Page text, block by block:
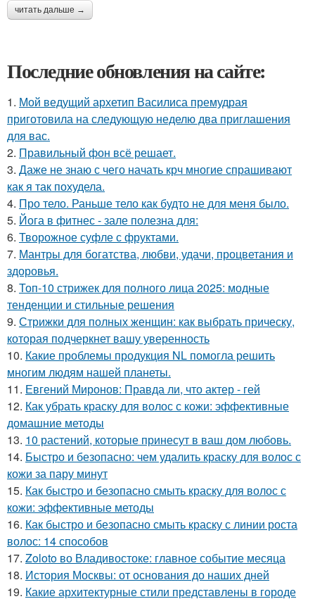
читать дальше →
Последние обновления на сайте:
1. Мой ведущий архетип Василиса премудрая
приготовила на следующую неделю два приглашения
для вас.
2. Правильный фон всё решает.
3. Даже не знаю с чего начать крч многие спрашивают
как я так похудела.
4. Про тело. Раньше тело как будто не для меня было.
5. Йога в фитнес - зале полезна для:
6. Творожное суфле с фруктами.
7. Мантры для богатства, любви, удачи, процветания и
здоровья.
8. Топ-10 стрижек для полного лица 2025: модные
тенденции и стильные решения
9. Стрижки для полных женщин: как выбрать прическу,
которая подчеркнет вашу уверенность
10. Какие проблемы продукция NL помогла решить
многим людям нашей планеты.
11. Евгений Миронов: Правда ли, что актер - гей
12. Как убрать краску для волос с кожи: эффективные
домашние методы
13. 10 растений, которые принесут в ваш дом любовь.
14. Быстро и безопасно: чем удалить краску для волос с
кожи за пару минут
15. Как быстро и безопасно смыть краску для волос с
кожи: эффективные методы
16. Как быстро и безопасно смыть краску с линии роста
волос: 14 способов
17. Zoloto во Владивостоке: главное событие месяца
18. История Москвы: от основания до наших дней
19. Какие архитектурные стили представлены в городе